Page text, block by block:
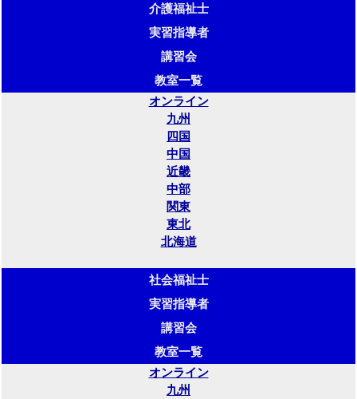
介護福祉士
実習指導者
講習会
教室一覧
オンライン
九州
四国
中国
近畿
中部
関東
東北
北海道
社会福祉士
実習指導者
講習会
教室一覧
オンライン
九州